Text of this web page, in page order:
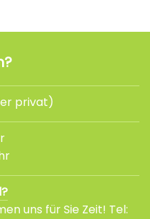
privat)
uns für Sie Zeit! Tel: